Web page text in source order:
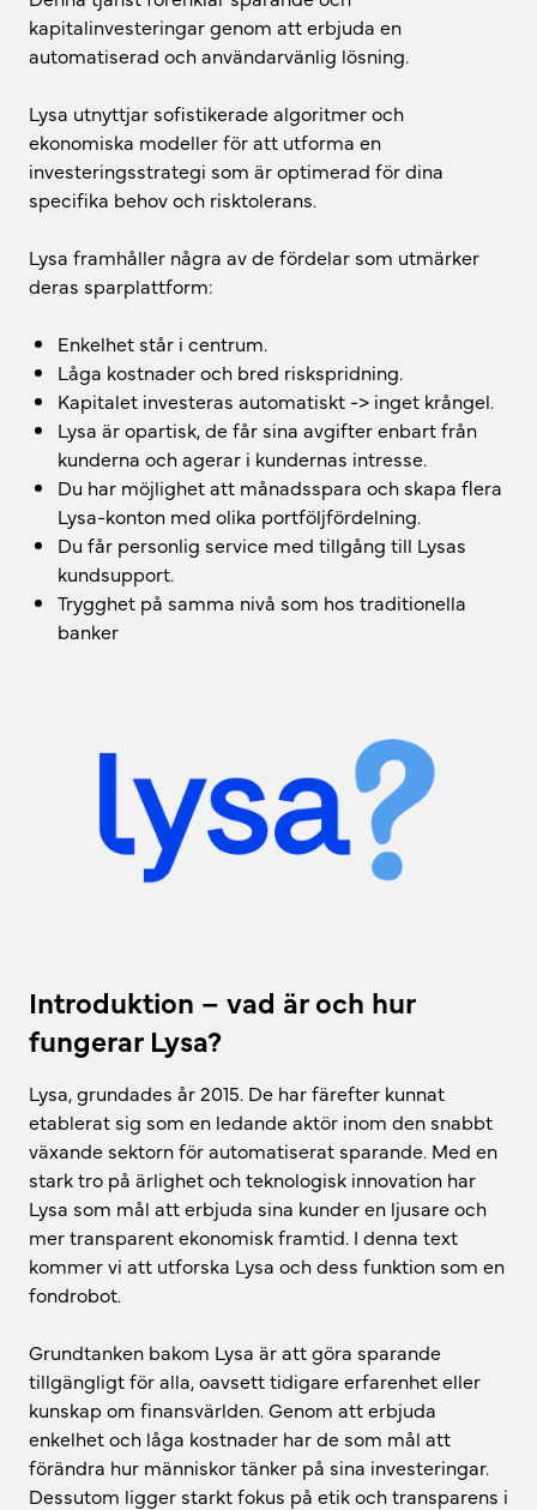
kapitalinvesteringar genom att erbjuda en
automatiserad och användarvänlig lösning.
Lysa utnyttjar sofistikerade algoritmer och
ekonomiska modeller för att utforma en
investeringsstrategi som är optimerad för dina
specifika behov och risktolerans.
Lysa framhåller några av de fördelar som utmärker
deras sparplattform:
Enkelhet står i centrum.
Låga kostnader och bred riskspridning.
Kapitalet investeras automatiskt -> inget krångel.
Lysa är opartisk, de får sina avgifter enbart från
kunderna och agerar i kundernas intresse.
Du har möjlighet att månadsspara och skapa flera
Lysa-konton med olika portföljfördelning.
Du får personlig service med tillgång till Lysas
kundsupport.
Trygghet på samma nivå som hos traditionella
banker
Introduktion – vad är och hur
fungerar Lysa?
Lysa, grundades år 2015. De har färefter kunnat
etablerat sig som en ledande aktör inom den snabbt
växande sektorn för automatiserat sparande. Med en
stark tro på ärlighet och teknologisk innovation har
Lysa som mål att erbjuda sina kunder en ljusare och
mer transparent ekonomisk framtid. I denna text
kommer vi att utforska Lysa och dess funktion som en
fondrobot.
Grundtanken bakom Lysa är att göra sparande
tillgängligt för alla, oavsett tidigare erfarenhet eller
kunskap om finansvärlden. Genom att erbjuda
enkelhet och låga kostnader har de som mål att
förändra hur människor tänker på sina investeringar.
Dessutom ligger starkt fokus på etik och transparens i